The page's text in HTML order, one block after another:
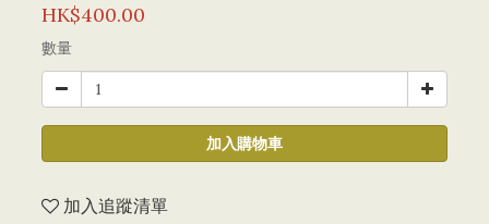
HK$400.00
數量
加入購物車
加入追蹤清單